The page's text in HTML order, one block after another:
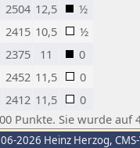
2504 12,5
½
2415 10,5
½
2375 11
0
2452 11,5
0
2412 11,5
0
Punkte. Sie wurde auf
2026 Heinz Herzog,